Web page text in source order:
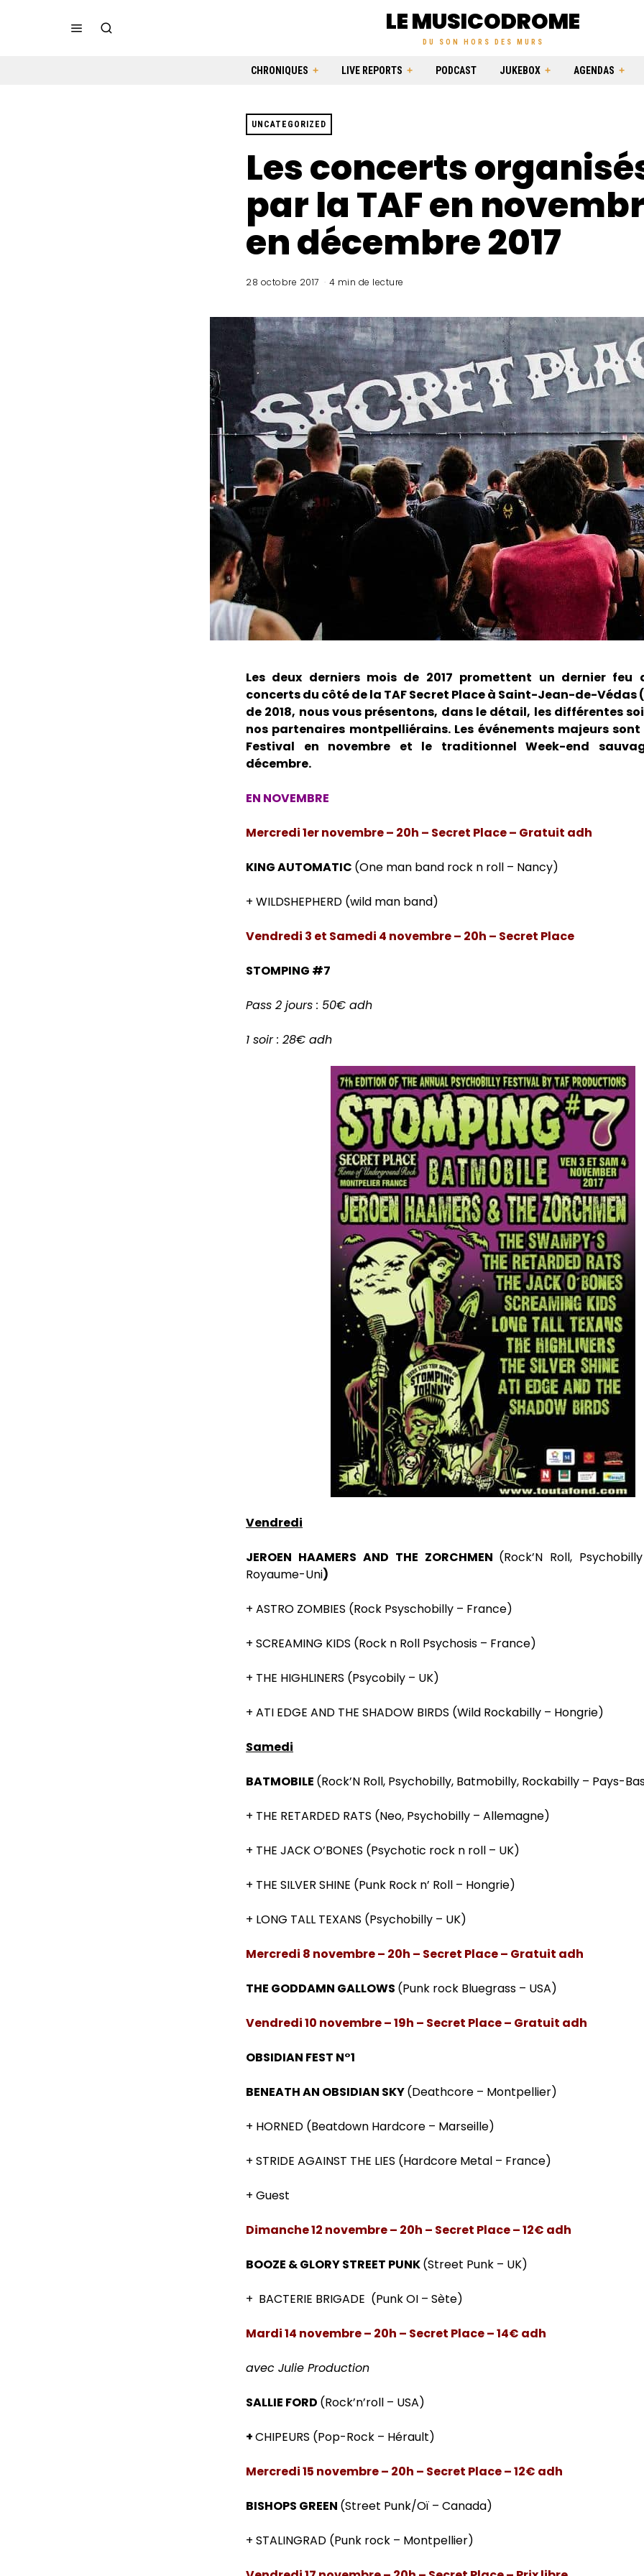
LE MUSICODROME
DU SON HORS DES MURS
CHRONIQUES LIVE REPORTS PODCAST JUKEBOX AGENDAS
UNCATEGORIZED
Les concerts
par la TAF en
en décembre 2017
28 octobre 2017 4 min de lecture
Les deux derniers mois de 2017 promettent un dernier feu
concerts du côté de la TAF Secret Place à Saint-Jean-de-Védas
de 2018, nous vous présentons, dans le détail, les différentes
nos partenaires montpelliérains. Les événements majeurs
Festival en novembre et le traditionnel Week-end
décembre.
EN NOVEMBRE
Mercredi 1er novembre – 20h – Secret Place – Gratuit adh
KING AUTOMATIC (One man band rock n roll – Nancy)
+ WILDSHEPHERD (wild man band)
Vendredi 3 et Samedi 4 novembre – 20h – Secret Place
STOMPING #7
Pass 2 jours : 50€ adh
1 soir : 28€ adh
Vendredi
JEROEN HAAMERS AND THE ZORCHMEN (Rock’N Roll,
Royaume-Uni)
+ ASTRO ZOMBIES (Rock Psyschobilly – France)
+ SCREAMING KIDS (Rock n Roll Psychosis – France)
+ THE HIGHLINERS (Psycobily – UK)
+ ATI EDGE AND THE SHADOW BIRDS (Wild Rockabilly – Hongrie)
Samedi
BATMOBILE (Rock’N Roll, Psychobilly, Batmobilly, Rockabilly – Pays-
+ THE RETARDED RATS (Neo, Psychobilly – Allemagne)
+ THE JACK O’BONES (Psychotic rock n roll – UK)
+ THE SILVER SHINE (Punk Rock n’ Roll – Hongrie)
+ LONG TALL TEXANS (Psychobilly – UK)
Mercredi 8 novembre – 20h – Secret Place – Gratuit adh
THE GODDAMN GALLOWS (Punk rock Bluegrass – USA)
Vendredi 10 novembre – 19h – Secret Place – Gratuit adh
OBSIDIAN FEST N°1
BENEATH AN OBSIDIAN SKY(Deathcore – Montpellier)
+ HORNED (Beatdown Hardcore – Marseille)
+ STRIDE AGAINST THE LIES (Hardcore Metal – France)
+ Guest
Dimanche 12 novembre – 20h – Secret Place – 12€ adh
BOOZE & GLORY STREET PUNK(Street Punk – UK)
+ BACTERIE BRIGADE (Punk OI – Sète)
Mardi 14 novembre – 20h – Secret Place – 14€ adh
avec Julie Production
SALLIE FORD (Rock’n’roll – USA)
+CHIPEURS (Pop-Rock – Hérault)
Mercredi 15 novembre – 20h – Secret Place – 12€ adh
BISHOPS GREEN (Street Punk/Oï – Canada)
+ STALINGRAD (Punk rock – Montpellier)